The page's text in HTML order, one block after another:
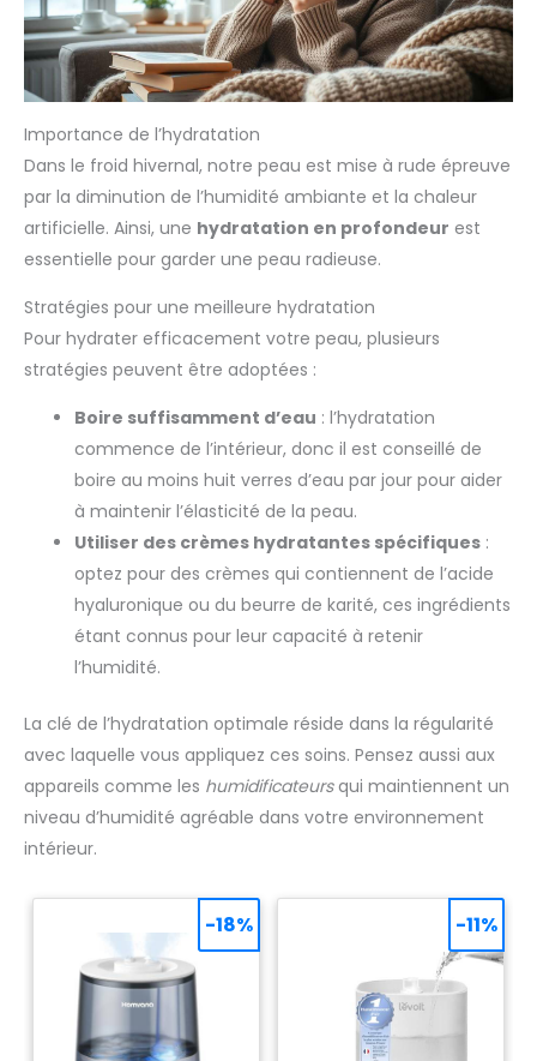
Importance de l’hydratation
Dans le froid hivernal, notre peau est mise à rude épreuve
par la diminution de l’humidité ambiante et la chaleur
artificielle. Ainsi, une hydratation en profondeur est
essentielle pour garder une peau radieuse.
Stratégies pour une meilleure hydratation
Pour hydrater efficacement votre peau, plusieurs
stratégies peuvent être adoptées :
Boire suffisamment d’eau : l’hydratation
commence de l’intérieur, donc il est conseillé de
boire au moins huit verres d’eau par jour pour aider
à maintenir l’élasticité de la peau.
Utiliser des crèmes hydratantes spécifiques :
optez pour des crèmes qui contiennent de l’acide
hyaluronique ou du beurre de karité, ces ingrédients
étant connus pour leur capacité à retenir
l’humidité.
La clé de l’hydratation optimale réside dans la régularité
avec laquelle vous appliquez ces soins. Pensez aussi aux
appareils comme les humidificateursqui maintiennent un
niveau d’humidité agréable dans votre environnement
intérieur.
-18% -11%